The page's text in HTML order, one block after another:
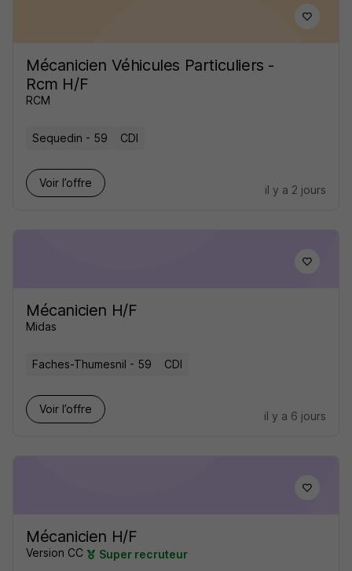
Mécanicien Véhicules Particuliers -
Rcm H/F
RCM
Sequedin - 59 CDI
Voir l’offre
il y a 2 jours
Mécanicien H/F
Midas
Faches-Thumesnil - 59 CDI
Voir l’offre
il y a 6 jours
Mécanicien H/F
Version CC Super recruteur